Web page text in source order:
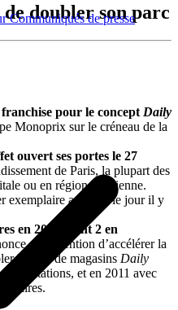
Communiqués de presse
doubler son parc
pour le concept Daily
Monoprix sur le créneau de la
ouvert ses portes le 27
de Paris, la plupart des
ou en région parisienne.
exemplaire avait vu le jour il y
en 2009, dont 2 en
son intention d’accélérer la
le parc de magasins Daily
et en 2011 avec